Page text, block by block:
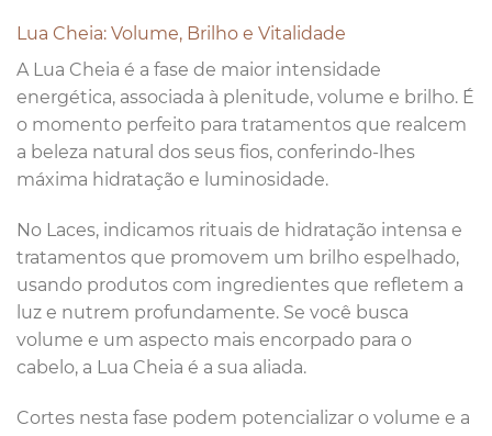
Lua Cheia: Volume, Brilho e Vitalidade
A Lua Cheia é a fase de maior intensidade
energética, associada à plenitude, volume e brilho. É
o momento perfeito para tratamentos que realcem
a beleza natural dos seus fios, conferindo-lhes
máxima hidratação e luminosidade.
No Laces, indicamos rituais de hidratação intensa e
tratamentos que promovem um brilho espelhado,
usando produtos com ingredientes que refletem a
luz e nutrem profundamente. Se você busca
volume e um aspecto mais encorpado para o
cabelo, a Lua Cheia é a sua aliada.
Cortes nesta fase podem potencializar o volume e a